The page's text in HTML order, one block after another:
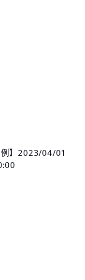
例】2023/04/01